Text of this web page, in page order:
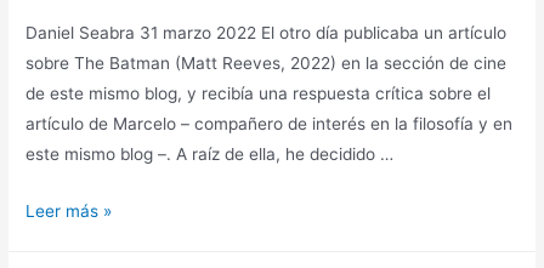
Daniel Seabra 31 marzo 2022 El otro día publicaba un artículo
sobre The Batman (Matt Reeves, 2022) en la sección de cine
de este mismo blog, y recibía una respuesta crítica sobre el
artículo de Marcelo – compañero de interés en la filosofía y en
este mismo blog –. A raíz de ella, he decidido …
Respuesta
Leer más »